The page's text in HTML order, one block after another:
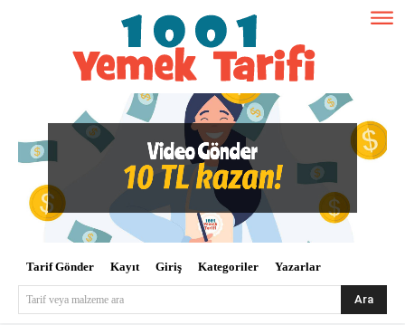
Tarif Gönder Kayıt Giriş Kategoriler Yazarlar
Tarif veya malzeme ara Ara